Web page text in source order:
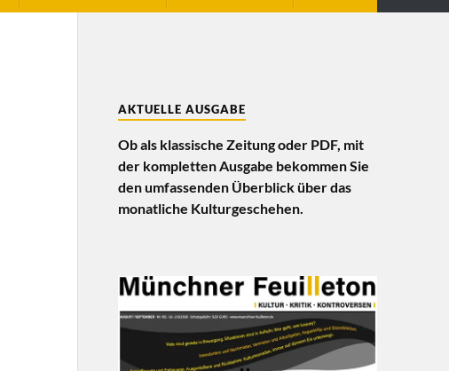
AKTUELLE AUSGABE
Ob als klassische Zeitung oder PDF, mit
der kompletten Ausgabe bekommen Sie
den umfassenden Überblick über das
monatliche Kulturgeschehen.